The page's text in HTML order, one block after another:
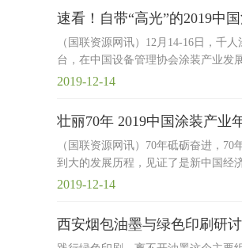
速看！自带“高光”的2019中
（国联资源网讯）12月14-16日，千
台，在中国设备管理协会涂装产业发
2019-12-14
壮丽70年 2019中国涂装产业
（国联资源网讯）70年砥砺奋进，
到大的发展历程，见证了是新中国经
2019-12-14
西安烟包油墨与绿色印刷研